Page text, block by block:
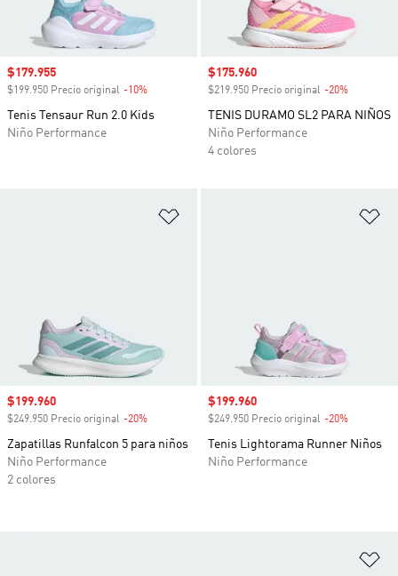
Precio de venta
$179.955
$199.950 Precio original -10%
Tenis Tensaur Run 2.0 Kids
Niño Performance
Precio de venta
$175.960
$219.950 Precio original -20%
TENIS DURAMO SL2 PARA NIÑOS
Niño Performance
4 colores
Precio de venta
$199.960
$249.950 Precio original -20%
Zapatillas Runfalcon 5 para niños
Niño Performance
2 colores
Precio de venta
$199.960
$249.950 Precio original -20%
Tenis Lightorama Runner Niños
Niño Performance